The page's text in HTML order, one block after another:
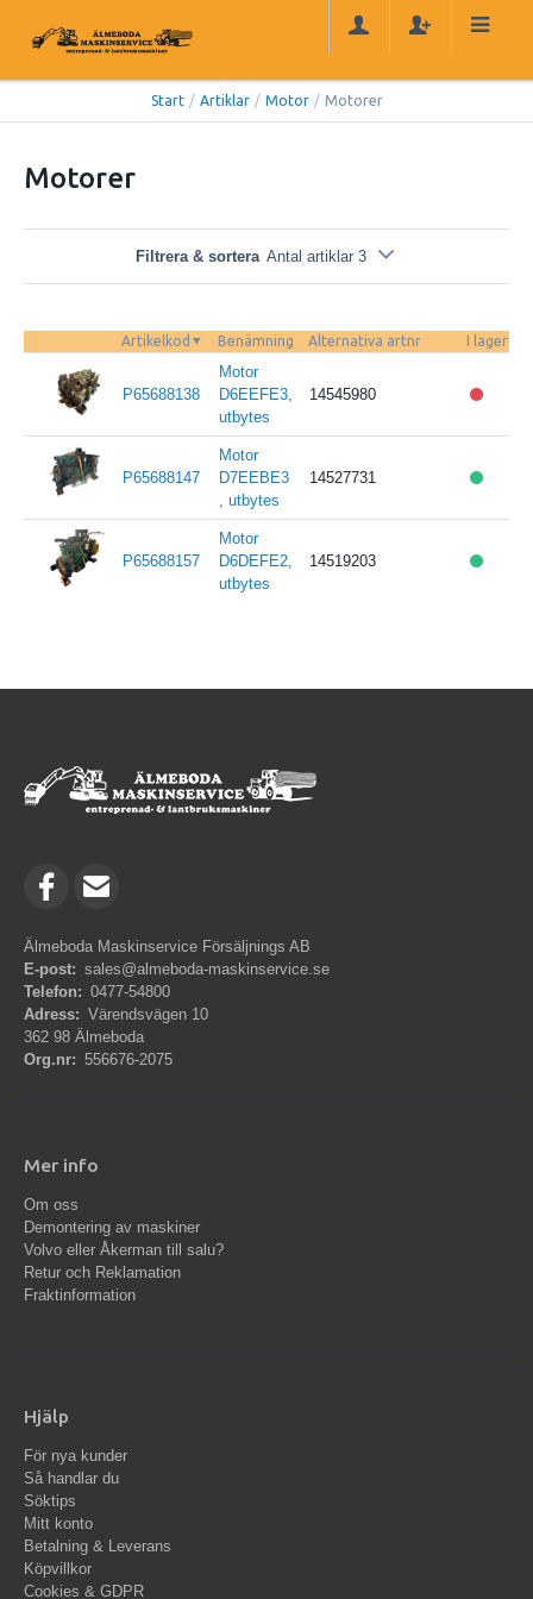
Start / Artiklar / Motor / Motorer
Motorer
Filtrera & sortera Antal artiklar 3
Artikelkod Benämning Alternativa artnr I lager
P65688138
Motor
D6EEFE3,
utbytes
14545980
P65688147
Motor
D7EEBE3
, utbytes
14527731
P65688157
Motor
D6DEFE2,
utbytes
14519203
Älmeboda Maskinservice Försäljnings AB
E-post: sales@almeboda-maskinservice.se
Telefon: 0477-54800
Adress: Värendsvägen 10
362 98 Älmeboda
Org.nr: 556676-2075
Mer info
Om oss
Demontering av maskiner
Volvo eller Åkerman till salu?
Retur och Reklamation
Fraktinformation
Hjälp
För nya kunder
Så handlar du
Söktips
Mitt konto
Betalning & Leverans
Köpvillkor
Cookies & GDPR